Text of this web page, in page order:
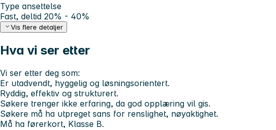
Type ansettelse
Fast, deltid 20% - 40%
Vis flere detaljer
Hva vi ser etter
Vi ser etter deg som:
Er utadvendt, hyggelig og løsningsorientert.
Ryddig, effektiv og strukturert.
Søkere trenger ikke erfaring, da god opplæring vil gis.
Søkere må ha utpreget sans for renslighet, nøyaktighet.
Må ha førerkort, Klasse B.